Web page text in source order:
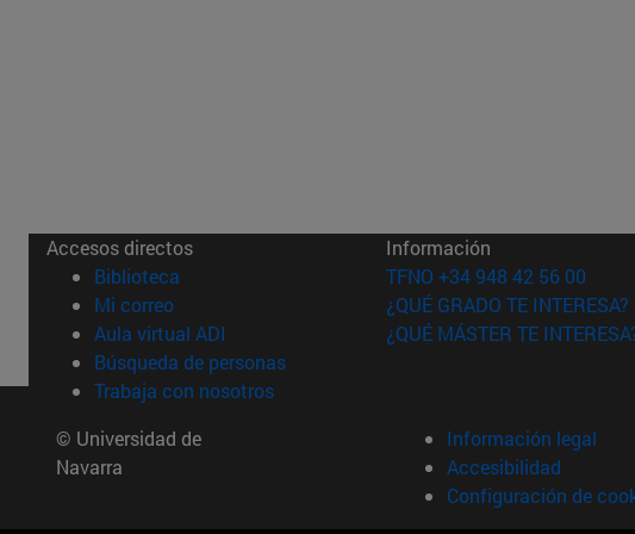
Accesos directos
Biblioteca (abre en nueva ventana)
Mi correo(abre en nueva ventana)
Aula virtual ADI (abre en nueva ventana)
Búsqueda de personas(abre en nueva ventana)
Trabaja con nosotros(abre en nueva ventana)
Información
TFNO +34 948 42 56 00
¿QUÉ GRADO TE INTERESA?
¿QUÉ MÁSTER TE
© Universidad de
Navarra
Información legal
Accesibilidad
Configuración de